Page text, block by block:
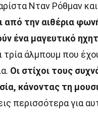
Νταν Ρόθμαν
από την αιθέρια
ένα μαγευτικό
άλμπουμ που
Οι στίχοι τους
κάνοντας τη
περισσότερα για